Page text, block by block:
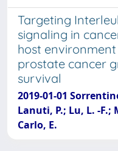
Targeting
signaling in
host
prostate cancer
survival
2019-01-01
Lanuti, P.; Lu, L. -
Carlo, E.